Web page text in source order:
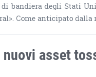
bandiera degli Stati
Come anticipato dalla
asset